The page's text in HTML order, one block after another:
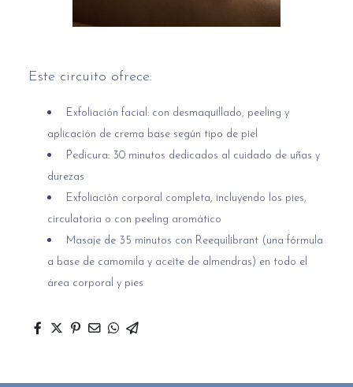
Este circuito ofrece:
Exfoliación facial: con desmaquillado, peeling y
aplicación de crema base según tipo de piel
Pedicura: 30 minutos dedicados al cuidado de uñas y
durezas
Exfoliación corporal completa, incluyendo los pies,
circulatoria o con peeling aromático
Masaje de 35 minutos con Reequilibrant (una fórmula
a base de camomila y aceite de almendras) en todo el
área corporal y pies